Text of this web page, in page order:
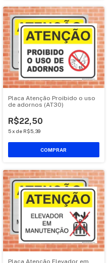
Placa Atenção Proibido o uso
de adornos (AT30)
R$22,50
5 x de R$5,39
COMPRAR